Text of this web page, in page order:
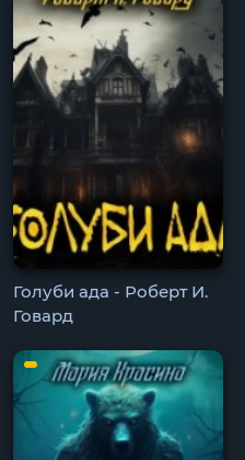
Голуби ада - Роберт И.
Говард